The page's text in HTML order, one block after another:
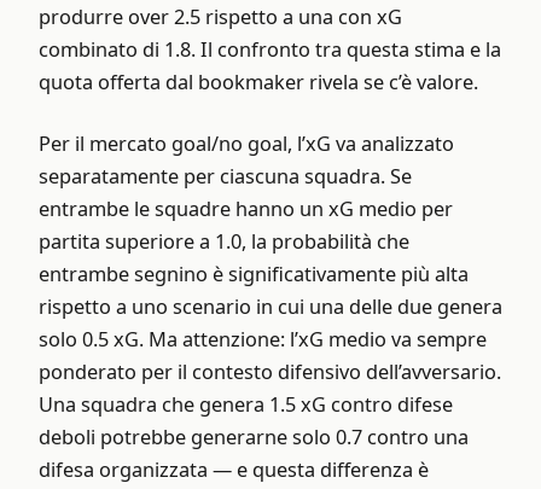
produrre over 2.5 rispetto a una con xG
combinato di 1.8. Il confronto tra questa stima e la
quota offerta dal bookmaker rivela se c’è valore.
Per il mercato goal/no goal, l’xG va analizzato
separatamente per ciascuna squadra. Se
entrambe le squadre hanno un xG medio per
partita superiore a 1.0, la probabilità che
entrambe segnino è significativamente più alta
rispetto a uno scenario in cui una delle due genera
solo 0.5 xG. Ma attenzione: l’xG medio va sempre
ponderato per il contesto difensivo dell’avversario.
Una squadra che genera 1.5 xG contro difese
deboli potrebbe generarne solo 0.7 contro una
difesa organizzata — e questa differenza è